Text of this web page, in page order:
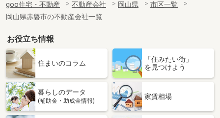
goo住宅・不動産 不動産会社 岡山県
市区一覧
岡山県赤磐市の不動産会社一覧
お役立ち情報
住まいのコラム
「住みたい街」
を見つけよう
暮らしのデータ
(補助金・助成金情報)
家賃相場